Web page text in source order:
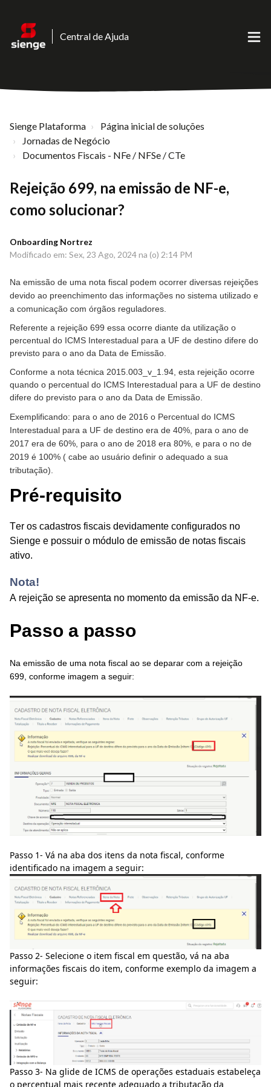
Central de Ajuda
Sienge Plataforma
Página inicial de soluções
Jornadas de Negócio
Documentos Fiscais - NFe / NFSe / CTe
Rejeição 699, na emissão de NF-e,
como solucionar?
Onboarding Nortrez
Modificado em: Sex, 23 Ago, 2024 na (o) 2:14 PM
Na emissão de uma nota fiscal podem ocorrer diversas rejeições
devido ao preenchimento das informações no sistema utilizado e
a comunicação com órgãos reguladores.
Referente a rejeição 699 essa ocorre diante da utilização o
percentual do ICMS Interestadual para a UF de destino difere do
previsto para o ano da Data de Emissão.
Conforme a nota técnica 2015.003_v_1.94, esta rejeição ocorre
quando o percentual do ICMS Interestadual para a UF de destino
difere do previsto para o ano da Data de Emissão.
Exemplificando: para o ano de 2016 o Percentual do ICMS
Interestadual para a UF de destino era de 40%, para o ano de
2017 era de 60%, para o ano de 2018 era 80%, e para o no de
2019 é 100% ( cabe ao usuário definir o adequado a sua
tributação).
Pré-requisito
Ter os cadastros fiscais devidamente configurados no
Sienge e possuir o módulo de emissão de notas fiscais
ativo.
Nota!
A rejeição se apresenta no momento da emissão da NF-e.
Passo a passo
Na emissão de uma nota fiscal ao se deparar com a rejeição
699, conforme imagem a seguir:
Passo 1- Vá na aba dos itens da nota fiscal, conforme
identificado na imagem a seguir:
Passo 2- Selecione o item fiscal em questão, vá na aba
informações fiscais do item, conforme exemplo da imagem a
seguir:
Passo 3- Na glide de ICMS de operações estaduais estabeleça
o percentual mais recente adequado a tributação da